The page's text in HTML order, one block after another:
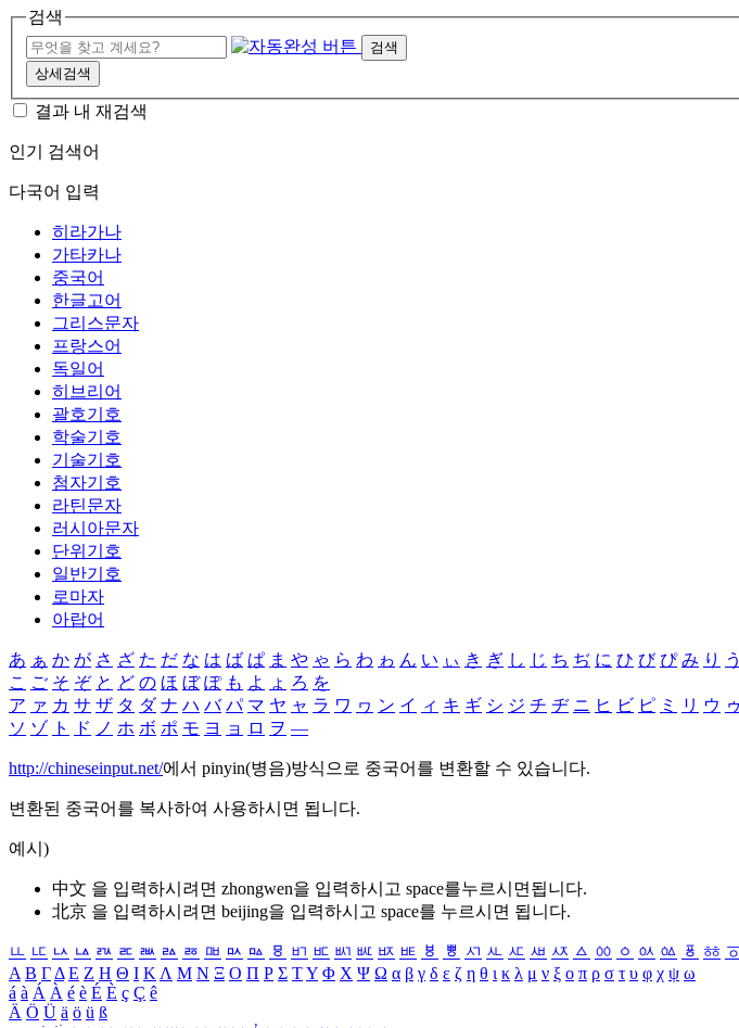
검색
검색
상세검색
결과 내 재검색
인기 검색어
다국어 입력
히라가나
가타카나
중국어
한글고어
그리스문자
프랑스어
독일어
히브리어
괄호기호
학술기호
기술기호
첨자기호
라틴문자
러시아문자
단위기호
일반기호
로마자
아랍어
あ ぁ か が さ ざ た だ な は ば ぱ ま や ゃ ら わ ゎ ん い ぃ き ぎ し じ ち ぢ に ひ び ぴ み り う
こ ご そ ぞ と ど の ほ ぼ ぽ も よ ょ ろ を
ア ァ カ サ ザ タ ダ ナ ハ バ パ マ ヤ ャ ラ ワ ヮ ン イ ィ キ ギ シ ジ チ ヂ ニ ヒ ビ ピ ミ リ ウ ゥ
ソ ゾ ト ド ノ ホ ボ ポ モ ヨ ョ ロ ヲ ―
http://chineseinput.net/에서 pinyin(병음)방식으로 중국어를 변환할 수 있습니다.
변환된 중국어를 복사하여 사용하시면 됩니다.
예시)
中文 을 입력하시려면 zhongwen을 입력하시고 space를누르시면됩니다.
北京 을 입력하시려면 beijing을 입력하시고 space를 누르시면 됩니다.
ㅥ ㅦ ㅧ ㅨ ㅩ ㅪ ㅫ ㅬ ㅭ ㅮ ㅯ ㅰ ㅱ ㅲ ㅳ ㅴ ㅵ ㅶ ㅷ ㅸ ㅹ ㅺ ㅻ ㅼ ㅽ ㅾ ㅿ ㆀ ㆁ ㆂ ㆃ ㆄ ㆅ ㆆ
Α Β ΓΔ Ε Ζ Η Θ Ι ΚΛ Μ Ν Ξ Ο Π Ρ Σ ΤΥ Φ Χ Ψ Ω α β γ δ ε ζ η θ ι κ λ μ ν ξ ο π ρ σ τ υ φ χ ψ ω
á à Á À é è É È ç Ç ê
Ä Ö Ü ä ö ü ß